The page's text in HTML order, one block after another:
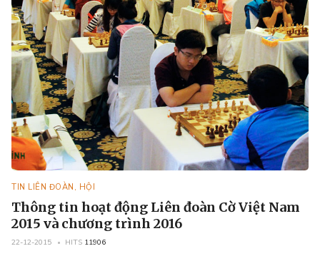
TIN LIÊN ĐOÀN, HỘI
Thông tin hoạt động Liên đoàn Cờ Việt Nam
2015 và chương trình 2016
22-12-2015 HITS 11906